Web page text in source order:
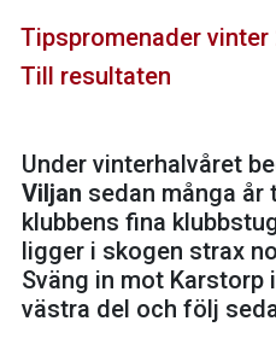
Tipspromenader vinter
Till resultaten
Under vinterhalvåret
Viljan sedan många år
klubbens fina
ligger i skogen strax
Sväng in mot Karstorp
västra del och följ